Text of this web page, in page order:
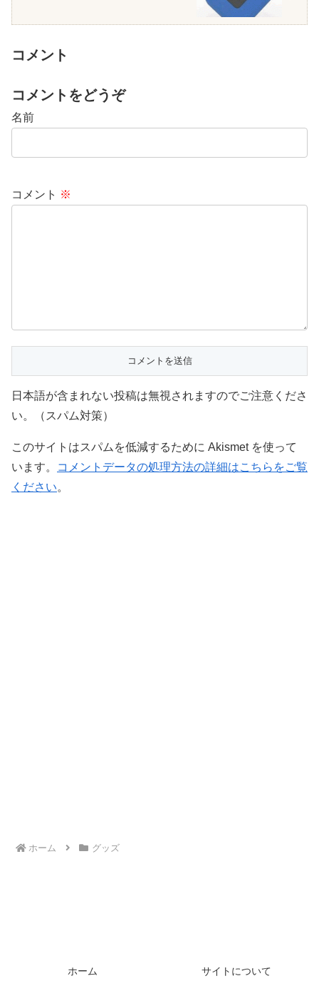
コメント
コメントをどうぞ
名前
コメント ※
日本語が含まれない投稿は無視されますのでご注意くださ
い。（スパム対策）
このサイトはスパムを低減するために Akismet を使って
います。
コメントデータの処理方法の詳細はこちらをご覧
ください。
ホーム グッズ
ホーム サイトについて